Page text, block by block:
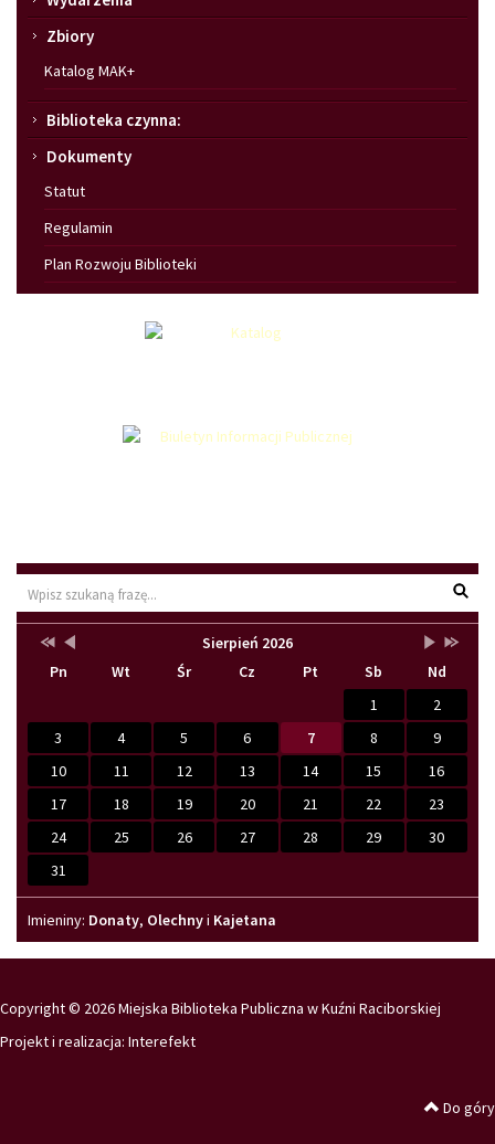
Zbiory
Katalog MAK+
Biblioteka czynna:
Dokumenty
Statut
Regulamin
Plan Rozwoju Biblioteki
Kalendarz Lista
wydarzeń
Sierpień 2026Brak
PrzestawPrzestaw
na
Przestaw
na
Wrzesień
2026
na
Sierpień
2027
Pn Wt Śr Cz Pt Sb
Nd
1
2
3
4 5 6 7 8
9
10
11 12 13 14 15
16
17
18 19 20 21 22
23
24
25 26 27 28 29
30
31
Imieniny
Imieniny: Donaty, Olechnyi Kajetana
Copyright © 2026 Miejska Biblioteka Publiczna w Kuźni Raciborskiej
Projekt i realizacja: Interefekt
Do góry